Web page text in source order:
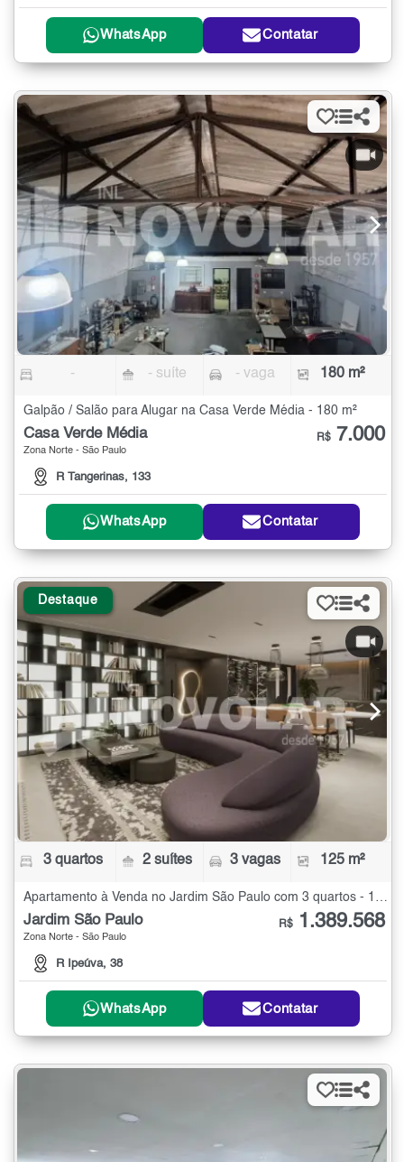
WhatsApp Contatar
- - suíte - vaga 180 m²
Galpão / Salão para Alugar na Casa Verde Média - 180 m²
Casa Verde Média
Zona Norte - São Paulo
R Tangerinas, 133
R$ 7.000
WhatsApp Contatar
Destaque
3 quartos 2 suítes 3 vagas 125 m²
Apartamento à Venda no Jardim São Paulo com 3 quartos - 125 m²
Jardim São Paulo
Zona Norte - São Paulo
R Ipeúva, 38
R$ 1.389.568
WhatsApp Contatar